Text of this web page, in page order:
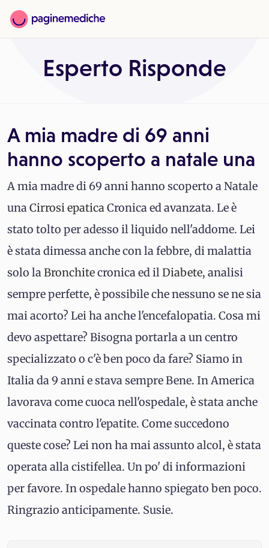
Esperto Risponde
A mia madre di 69 anni
hanno scoperto a natale una
A mia madre di 69 anni hanno scoperto a Natale
unaCirrosi epaticaCronica ed avanzata. Le è
stato tolto per adesso il liquido nell'addome. Lei
è stata dimessa anche con la febbre, di malattia
solo laBronchitecronica ed ilDiabete, analisi
sempre perfette, è possibile che nessuno se ne sia
mai acorto? Lei ha anche l'encefalopatia. Cosa mi
devo aspettare? Bisogna portarla a un centro
specializzato o c'è ben poco da fare? Siamo in
Italia da 9 anni e stava sempre Bene. In America
lavorava come cuoca nell'ospedale, è stata anche
vaccinata contro l'epatite. Come succedono
queste cose? Lei non ha mai assunto alcol, è stata
operata alla cistifellea. Un po' di informazioni
per favore. In ospedale hanno spiegato ben poco.
Ringrazio anticipamente. Susie.